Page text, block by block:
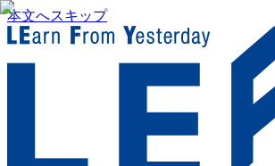
本文へスキップ